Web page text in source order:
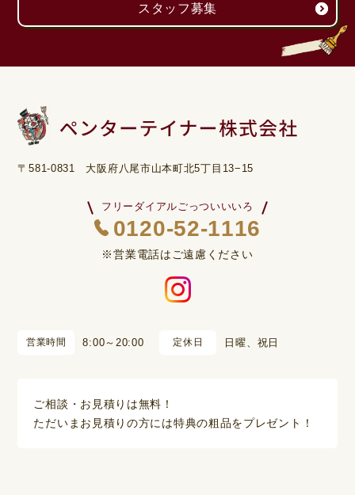
スタッフ募集
〒581-0831 大阪府八尾市山本町北5丁目13−15
フリーダイアルごっついいいろ
0120-52-1116
※営業電話はご遠慮ください
営業時間 8:00～20:00 定休日 日曜、祝日
ご相談・お見積りは無料！
ただいまお見積りの方には特典の粗品をプレゼント！